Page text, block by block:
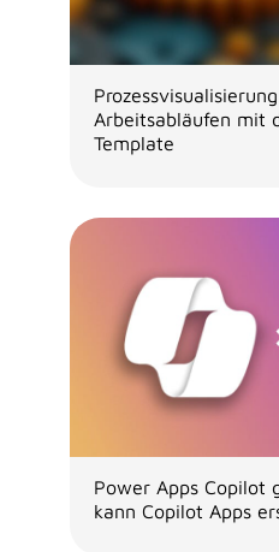
Arbeitsabläufen mit
Template
Power Apps Copilot
kann Copilot Apps